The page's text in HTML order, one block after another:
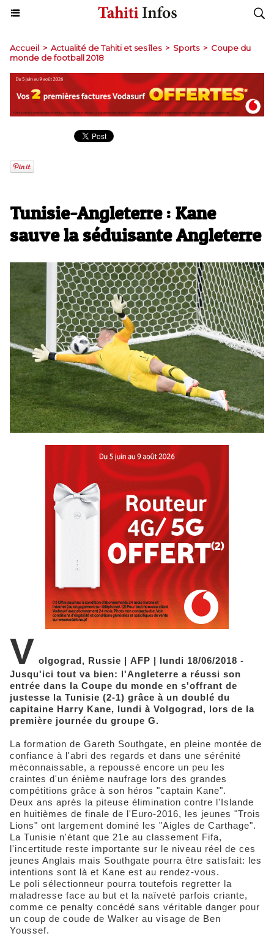
Accueil > Actualité de Tahiti et ses îles > Sports > Coupe du
monde de football 2018
Tunisie-Angleterre : Kane
sauve la séduisante Angleterre
V olgograd, Russie | AFP | lundi 18/06/2018 -
Jusqu'ici tout va bien: l'Angleterre a réussi son
entrée dans la Coupe du monde en s'offrant de
justesse la Tunisie (2-1) grâce à un doublé du
capitaine Harry Kane, lundi à Volgograd, lors de la
première journée du groupe G.
La formation de Gareth Southgate, en pleine montée de
confiance à l'abri des regards et dans une sérénité
méconnaissable, a repoussé encore un peu les
craintes d'un énième naufrage lors des grandes
compétitions grâce à son héros "captain Kane".
Deux ans après la piteuse élimination contre l'Islande
en huitièmes de finale de l'Euro-2016, les jeunes "Trois
Lions" ont largement dominé les "Aigles de Carthage".
La Tunisie n'étant que 21e au classement Fifa,
l'incertitude reste importante sur le niveau réel de ces
jeunes Anglais mais Southgate pourra être satisfait: les
intentions sont là et Kane est au rendez-vous.
Le poli sélectionneur pourra toutefois regretter la
maladresse face au but et la naïveté parfois criante,
comme ce penalty concédé sans véritable danger pour
un coup de coude de Walker au visage de Ben
Youssef.